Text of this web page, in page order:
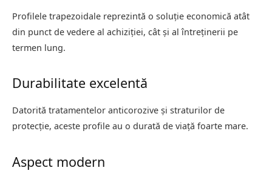
Profilele trapezoidale reprezintă o soluție economică atât
din punct de vedere al achiziției, cât și al întreținerii pe
termen lung.
Durabilitate excelentă
Datorită tratamentelor anticorozive și straturilor de
protecție, aceste profile au o durată de viață foarte mare.
Aspect modern